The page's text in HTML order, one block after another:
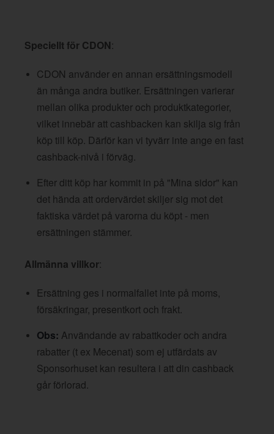
Speciellt för CDON:
CDON använder en annan ersättningsmodell
än många andra butiker. Ersättningen varierar
mellan olika produkter och produktkategorier,
vilket innebär att cashbacken kan skilja sig från
köp till köp. Därför kan vi tyvärr inte ange en fast
cashback-nivå i förväg.
Efter ditt köp har kommit in på "Mina sidor" kan
det hända att ordervärdet skiljer sig mot det
faktiska värdet på varorna du köpt - men
ersättningen stämmer.
Allmänna villkor:
Ersättning ges i normalfallet inte på moms,
försäkringar, presentkort och frakt.
Obs: Användande av rabattkoder och andra
rabatter (t ex Mecenat) som ej utfärdats av
Sponsorhuset kan resultera i att din cashback
går förlorad.